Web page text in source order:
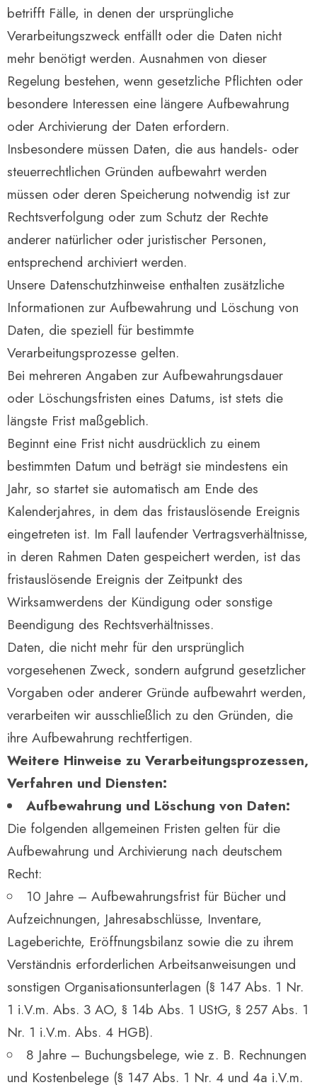
betrifft Fälle, in denen der ursprüngliche
Verarbeitungszweck entfällt oder die Daten nicht
mehr benötigt werden. Ausnahmen von dieser
Regelung bestehen, wenn gesetzliche Pflichten oder
besondere Interessen eine längere Aufbewahrung
oder Archivierung der Daten erfordern.
Insbesondere müssen Daten, die aus handels- oder
steuerrechtlichen Gründen aufbewahrt werden
müssen oder deren Speicherung notwendig ist zur
Rechtsverfolgung oder zum Schutz der Rechte
anderer natürlicher oder juristischer Personen,
entsprechend archiviert werden.
Unsere Datenschutzhinweise enthalten zusätzliche
Informationen zur Aufbewahrung und Löschung von
Daten, die speziell für bestimmte
Verarbeitungsprozesse gelten.
Bei mehreren Angaben zur Aufbewahrungsdauer
oder Löschungsfristen eines Datums, ist stets die
längste Frist maßgeblich.
Beginnt eine Frist nicht ausdrücklich zu einem
bestimmten Datum und beträgt sie mindestens ein
Jahr, so startet sie automatisch am Ende des
Kalenderjahres, in dem das fristauslösende Ereignis
eingetreten ist. Im Fall laufender Vertragsverhältnisse,
in deren Rahmen Daten gespeichert werden, ist das
fristauslösende Ereignis der Zeitpunkt des
Wirksamwerdens der Kündigung oder sonstige
Beendigung des Rechtsverhältnisses.
Daten, die nicht mehr für den ursprünglich
vorgesehenen Zweck, sondern aufgrund gesetzlicher
Vorgaben oder anderer Gründe aufbewahrt werden,
verarbeiten wir ausschließlich zu den Gründen, die
ihre Aufbewahrung rechtfertigen.
Weitere Hinweise zu Verarbeitungsprozessen,
Verfahren und Diensten:
Aufbewahrung und Löschung von Daten:
Die folgenden allgemeinen Fristen gelten für die
Aufbewahrung und Archivierung nach deutschem
Recht:
10 Jahre – Aufbewahrungsfrist für Bücher und
Aufzeichnungen, Jahresabschlüsse, Inventare,
Lageberichte, Eröffnungsbilanz sowie die zu ihrem
Verständnis erforderlichen Arbeitsanweisungen und
sonstigen Organisationsunterlagen (§ 147 Abs. 1 Nr.
1 i.V.m. Abs. 3 AO, § 14b Abs. 1 UStG, § 257 Abs. 1
Nr. 1 i.V.m. Abs. 4 HGB).
8 Jahre – Buchungsbelege, wie z. B. Rechnungen
und Kostenbelege (§ 147 Abs. 1 Nr. 4 und 4a i.V.m.